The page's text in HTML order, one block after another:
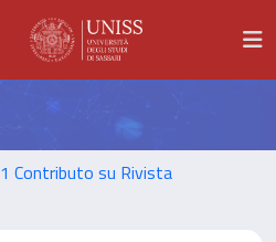
1 Contributo su Rivista